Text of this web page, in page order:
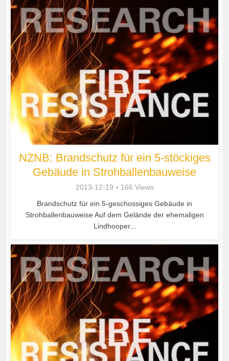
NZNB: Brandschutz für ein 5-stöckiges
Gebäude in Strohballenbauweise
2013-12-19
166 Views
Brandschutz für ein 5-geschossiges Gebäude in
Strohballenbauweise Auf dem Gelände der ehemaligen
Lindhooper...